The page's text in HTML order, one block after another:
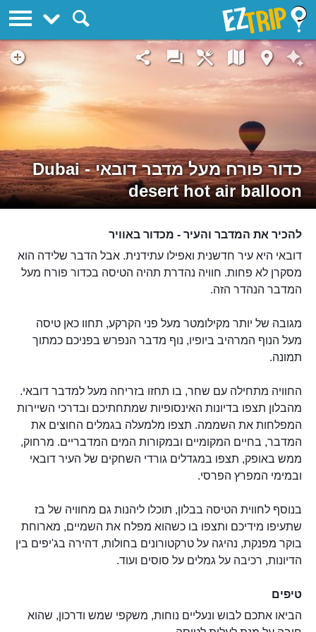
כדור פורח מעל מדבר דובאי - Dubai
desert hot air balloon
להכיר את המדבר והעיר - מכדור באוויר
דובאי היא עיר חדשנית ואפילו עתידנית. אבל הדבר שלידה הוא
מסקרן לא פחות. חוויה נהדרת תהיה הטיסה בכדור פורח מעל
המדבר הנהדר הזה.
מגובה של יותר מקילומטר מעל פני הקרקע, תחוו כאן טיסה
מעל הנוף המרהיב ביופיו, נוף מדבר הנפרש בפניכם כמתוך
תמונה.
החוויה מתחילה עם שחר, בו תחזו בזריחה מעל למדבר דובאי.
מהבלון תצפו בדיונות האינסופיות שמתחתיכם ובדרכי השיירות
המפלחות את השממה. תצפו מלמעלה בגמלים החוצים את
המדבר, בחיים המקומיים ובמקורות המים המדבריים. מרחוק,
ממש באופק, תצפו במגדלים גורדי השחקים של העיר דובאי
ובמימי המפרץ הפרסי.
בנוסף לחווית הטיסה בבלון, תוכלו ליהנות גם מחוויה של בז
שתעיפו מידיכם ותצפו בו כשהוא מפלח את השמיים, מארוחת
בוקר מפנקת, נהיגה על טרקטורונים בחולות, דהירה בג'יפים בין
הדיונות, רכיבה על גמלים על סוסים ועוד.
טיפים
הביאו אתכם לבוש ונעליים נוחות, משקפי שמש ודרכון, שהוא
EZTrip